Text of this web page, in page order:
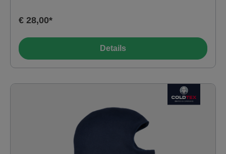
€ 28,00*
Details